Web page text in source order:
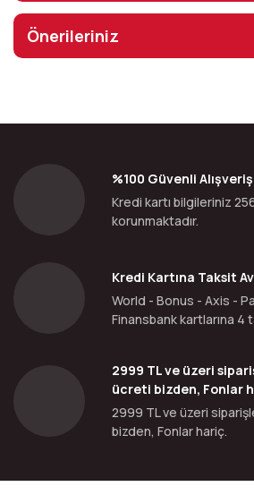
Önerileriniz
%100 Güvenli Alışveriş
Kredi kartı bilgileriniz
korunmaktadır.
Kredi Kartına Taksit
World - Bonus - Axis -
Finansbank kartlarına 4
2999 TL ve üzeri
ücreti bizden, Fonlar
2999 TL ve üzeri
bizden, Fonlar hariç.